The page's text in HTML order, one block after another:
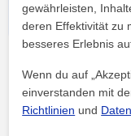
gewährleisten,
deren Effektivität zu
besseres Erlebnis
Wenn du auf
einverstanden mit
Richtlinien und